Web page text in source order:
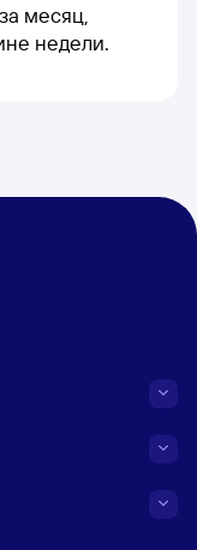
месяц,
недели.